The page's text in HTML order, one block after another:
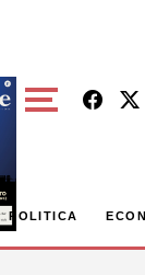
POLITICA